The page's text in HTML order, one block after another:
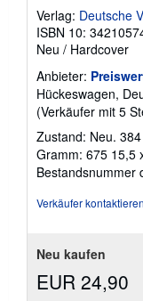
Verlag: Deutsche
ISBN 10:
Neu / Hardcover
Anbieter:
Hückeswagen,
(Verkäufer mit 5
Zustand: Neu.
Gramm: 675 15,5
Bestandsnummer
Verkäufer kontaktieren
Neu kaufen
EUR 24,90